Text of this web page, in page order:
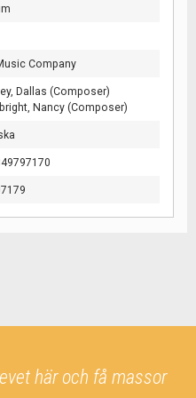
Company
Dallas (Composer)
Nancy (Composer)
här och få massor